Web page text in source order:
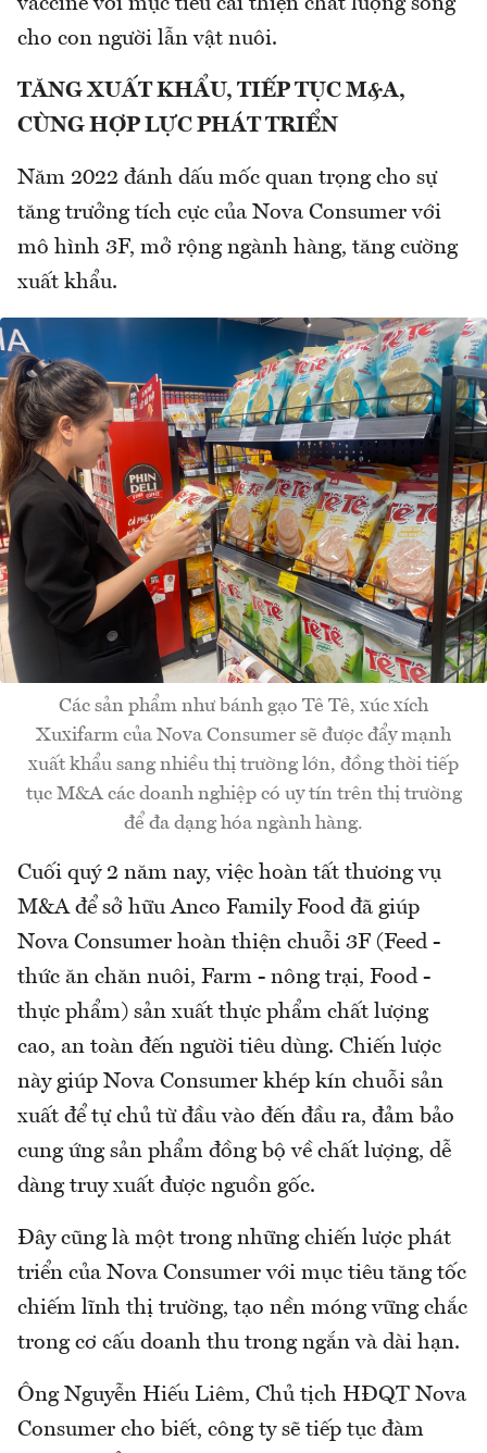
vaccine với mục tiêu cải thiện chất lượng sống
cho con người lẫn vật nuôi.
TĂNG XUẤT KHẨU, TIẾP TỤC M&A,
CÙNG HỢP LỰC PHÁT TRIỂN
Năm 2022 đánh dấu mốc quan trọng cho sự
tăng trưởng tích cực của Nova Consumer với
mô hình 3F, mở rộng ngành hàng, tăng cường
xuất khẩu.
Các sản phẩm như bánh gạo Tê Tê, xúc xích
Xuxifarm của Nova Consumer sẽ được đẩy mạnh
xuất khẩu sang nhiều thị trường lớn, đồng thời tiếp
tục M&A các doanh nghiệp có uy tín trên thị trường
để đa dạng hóa ngành hàng.
Cuối quý 2 năm nay, việc hoàn tất thương vụ
M&A để sở hữu Anco Family Food đã giúp
Nova Consumer hoàn thiện chuỗi 3F (Feed -
thức ăn chăn nuôi, Farm - nông trại, Food -
thực phẩm) sản xuất thực phẩm chất lượng
cao, an toàn đến người tiêu dùng. Chiến lược
này giúp Nova Consumer khép kín chuỗi sản
xuất để tự chủ từ đầu vào đến đầu ra, đảm bảo
cung ứng sản phẩm đồng bộ về chất lượng, dễ
dàng truy xuất được nguồn gốc.
Đây cũng là một trong những chiến lược phát
triển của Nova Consumer với mục tiêu tăng tốc
chiếm lĩnh thị trường, tạo nền móng vững chắc
trong cơ cấu doanh thu trong ngắn và dài hạn.
Ông Nguyễn Hiếu Liêm, Chủ tịch HĐQT Nova
Consumer cho biết, công ty sẽ tiếp tục đàm